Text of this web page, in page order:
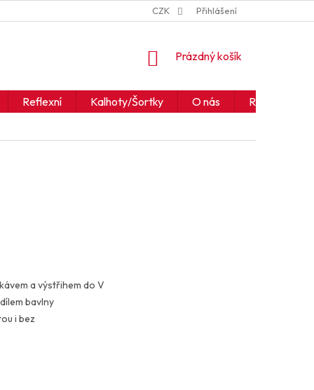
JAK ČÍST IKONY A SYMBOLY OBCHODNÍ
CZK Přihlášení
NÁKUPNÍ
Prázdný košík
Reflexní Kalhoty/Šortky O nás Realizace
a výstřihem do V
bavlny
i bez